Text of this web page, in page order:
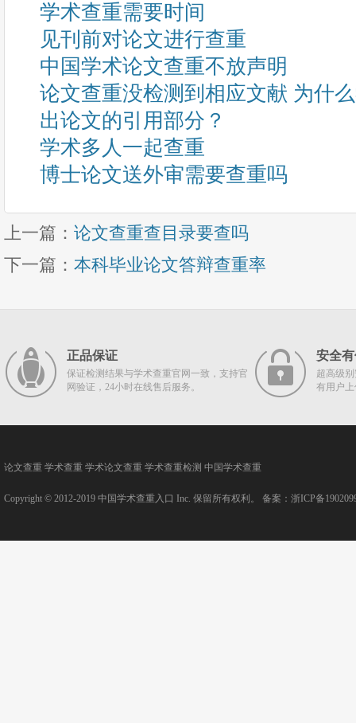
学术查重需要时间
见刊前对论文进行查重
中国学术论文查重不放声明
论文查重没检测到相应文献 为什
出论文的引用部分？
学术多人一起查重
博士论文送外审需要查重吗
上一篇： 论文查重查目录要查吗
下一篇： 本科毕业论文答辩查重率
正品保证
保证检测结果与学术查重官网一致，支持官
网验证，24小时在线售后服务。
安全
超高级
有用户
论文查重 学术查重 学术论文查重 学术查重检测 中国学术查重
Copyright © 2012-2019 中国学术查重入口 Inc. 保留所有权利。 备案： 浙ICP备